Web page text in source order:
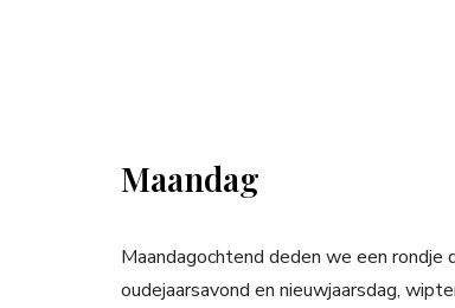
Maandag
Maandagochtend deden we een
oudejaarsavond en nieuwjaarsdag,